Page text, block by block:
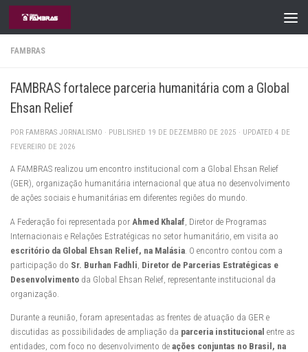
Skip to content
FAMBRAS
FAMBRAS fortalece parceria humanitária com a Global
Ehsan Relief
POR FAMBRAS JORNALISMO · PUBLISHED 19 DE DEZEMBRO DE 2025 · UPDATED 4 DE
FEVEREIRO DE 2026
A FAMBRAS realizou um encontro institucional com a Global Ehsan Relief
(GER), organização humanitária internacional que atua no desenvolvimento
de ações sociais e humanitárias em diferentes regiões do mundo.
A Federação foi representada por Ahmed Khalaf , Diretor de Programas
Internacionais e Relações Estratégicas no setor humanitário, em visita ao
escritório da Global Ehsan Relief, na Malásia . O encontro contou com a
participação do Sr. Burhan Fadhli Diretor de Parcerias Estratégicas e
Desenvolvimento da Global Ehsan Relief, representante institucional da
organização.
Durante a reunião, foram apresentadas as frentes de atuação da GER e
discutidas as possibilidades de ampliação da parceria institucional entre as
entidades, com foco no desenvolvimento de ações conjuntas no Brasil, na